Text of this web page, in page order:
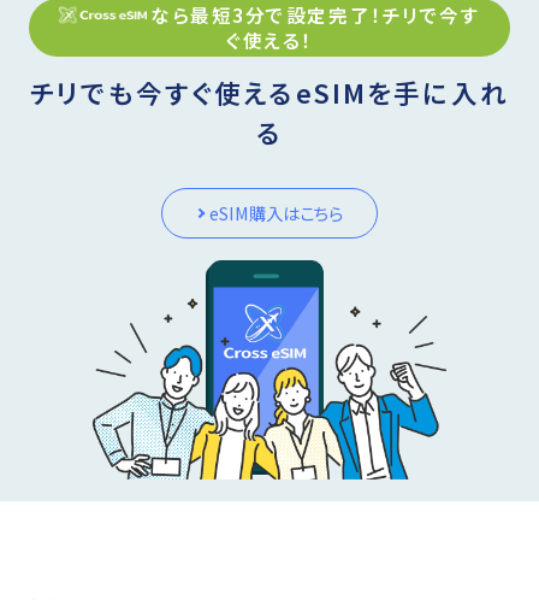
なら最短3分で設定完了！チリで今す
ぐ使える！
チリでも今すぐ使えるeSIMを手に入れ
る
eSIM購入はこちら